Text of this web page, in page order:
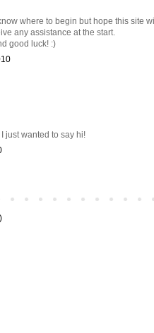
where to begin but hope this site
any assistance at the start.
good luck! :)
just wanted to say hi!